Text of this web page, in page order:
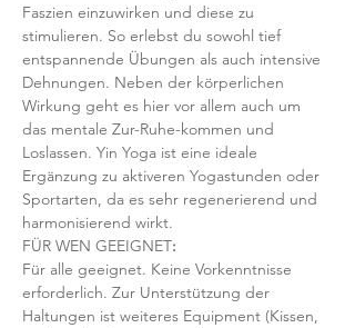
Faszien einzuwirken und diese zu
stimulieren. So erlebst du sowohl tief
entspannende Übungen als auch intensive
Dehnungen. Neben der körperlichen
Wirkung geht es hier vor allem auch um
das mentale Zur-Ruhe-kommen und
Loslassen. Yin Yoga ist eine ideale
Ergänzung zu aktiveren Yogastunden oder
Sportarten, da es sehr regenerierend und
harmonisierend wirkt.
FÜR WEN GEEIGNET:
Für alle geeignet. Keine Vorkenntnisse
erforderlich. Zur Unterstützung der
Haltungen ist weiteres Equipment (Kissen,